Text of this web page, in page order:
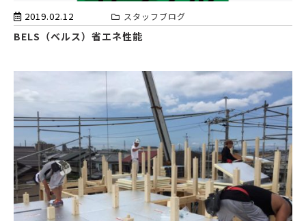
2019.02.12 スタッフブログ
BELS（ベルス）省エネ性能